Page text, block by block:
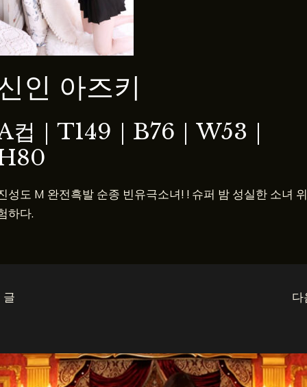
인 아즈키
컵 ｜T149｜B76｜W53｜
성도 M 완전흑발 순종 빈유극소녀! ! 슈퍼 밤 성실한 소녀 위
하다.
다